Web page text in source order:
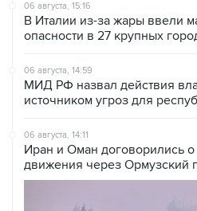
06 августа, 15:16
В Италии из-за жары ввели
опасности в 27 крупных
06 августа, 14:59
МИД РФ назвал действия
источником угроз для
06 августа, 14:11
Иран и Оман договорились
движения через Ормузский